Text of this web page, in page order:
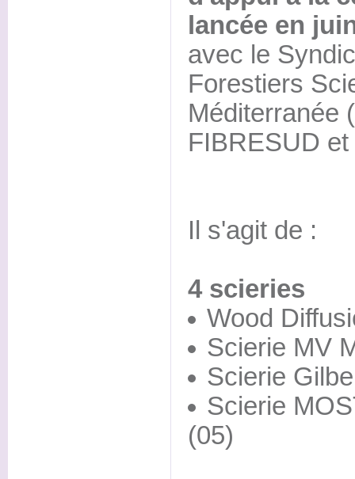
lancée en
avec le
Forestiers
Méditerranée
FIBRESUD
Il s'agit de :
4 scieries
Wood
Scierie MV
Scierie
Scierie
(05)